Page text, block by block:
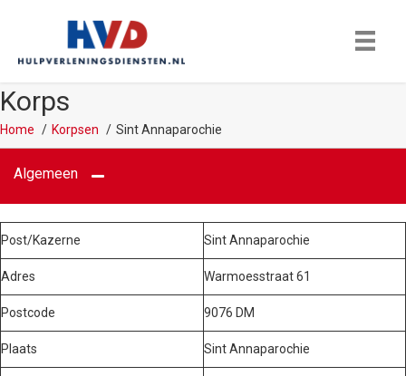
Korps
Home Korpsen Sint Annaparochie
Algemeen
Post/Kazerne Sint Annaparochie
Adres Warmoesstraat 61
Postcode 9076 DM
Plaats Sint Annaparochie